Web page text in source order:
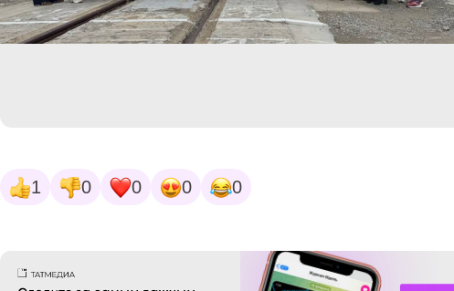
1 0 0 0 0